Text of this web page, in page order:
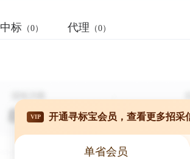
中标 （0） 代理 （0）
VIP 开通寻标宝会员，查看更多招采
单省会员